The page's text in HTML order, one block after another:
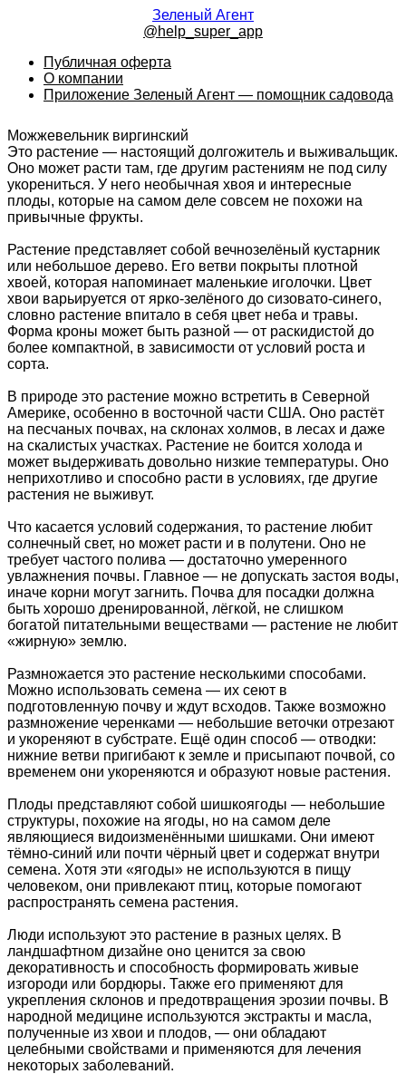
Зеленый Агент
@help_super_app
Публичная оферта
О компании
Приложение Зеленый Агент — помощник садовода
Можжевельник виргинский
Это растение — настоящий долгожитель и выживальщик.
Оно может расти там, где другим растениям не под силу
укорениться. У него необычная хвоя и интересные
плоды, которые на самом деле совсем не похожи на
привычные фрукты.
Растение представляет собой вечнозелёный кустарник
или небольшое дерево. Его ветви покрыты плотной
хвоей, которая напоминает маленькие иголочки. Цвет
хвои варьируется от ярко-зелёного до сизовато-синего,
словно растение впитало в себя цвет неба и травы.
Форма кроны может быть разной — от раскидистой до
более компактной, в зависимости от условий роста и
сорта.
В природе это растение можно встретить в Северной
Америке, особенно в восточной части США. Оно растёт
на песчаных почвах, на склонах холмов, в лесах и даже
на скалистых участках. Растение не боится холода и
может выдерживать довольно низкие температуры. Оно
неприхотливо и способно расти в условиях, где другие
растения не выживут.
Что касается условий содержания, то растение любит
солнечный свет, но может расти и в полутени. Оно не
требует частого полива — достаточно умеренного
увлажнения почвы. Главное — не допускать застоя воды,
иначе корни могут загнить. Почва для посадки должна
быть хорошо дренированной, лёгкой, не слишком
богатой питательными веществами — растение не любит
«жирную» землю.
Размножается это растение несколькими способами.
Можно использовать семена — их сеют в
подготовленную почву и ждут всходов. Также возможно
размножение черенками — небольшие веточки отрезают
и укореняют в субстрате. Ещё один способ — отводки:
нижние ветви пригибают к земле и присыпают почвой, со
временем они укореняются и образуют новые растения.
Плоды представляют собой шишкоягоды — небольшие
структуры, похожие на ягоды, но на самом деле
являющиеся видоизменёнными шишками. Они имеют
тёмно-синий или почти чёрный цвет и содержат внутри
семена. Хотя эти «ягоды» не используются в пищу
человеком, они привлекают птиц, которые помогают
распространять семена растения.
Люди используют это растение в разных целях. В
ландшафтном дизайне оно ценится за свою
декоративность и способность формировать живые
изгороди или бордюры. Также его применяют для
укрепления склонов и предотвращения эрозии почвы. В
народной медицине используются экстракты и масла,
полученные из хвои и плодов, — они обладают
целебными свойствами и применяются для лечения
некоторых заболеваний.